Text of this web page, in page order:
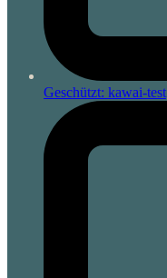
Geschützt: kawai-test